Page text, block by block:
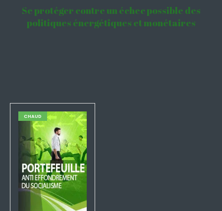
Se protéger contre un échec possible des
politiques énergétiques et monétaires
CHAUD